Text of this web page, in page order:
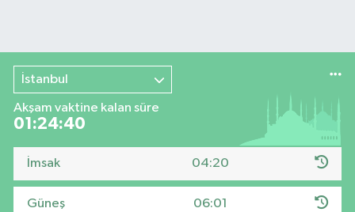
İstanbul
Akşam vaktine kalan süre
01:24:39
İmsak 04:20
Güneş 06:01